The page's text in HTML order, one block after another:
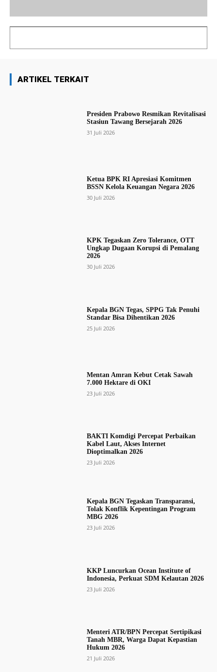
ARTIKEL TERKAIT
Presiden Prabowo Resmikan Revitalisasi
Stasiun Tawang Bersejarah 2026
31 Juli 2026
Ketua BPK RI Apresiasi Komitmen
BSSN Kelola Keuangan Negara 2026
30 Juli 2026
KPK Tegaskan Zero Tolerance, OTT
Ungkap Dugaan Korupsi di Pemalang
2026
30 Juli 2026
Kepala BGN Tegas, SPPG Tak Penuhi
Standar Bisa Dihentikan 2026
25 Juli 2026
Mentan Amran Kebut Cetak Sawah
7.000 Hektare di OKI
23 Juli 2026
BAKTI Komdigi Percepat Perbaikan
Kabel Laut, Akses Internet
Dioptimalkan 2026
23 Juli 2026
Kepala BGN Tegaskan Transparansi,
Tolak Konflik Kepentingan Program
MBG 2026
23 Juli 2026
KKP Luncurkan Ocean Institute of
Indonesia, Perkuat SDM Kelautan 2026
23 Juli 2026
Menteri ATR/BPN Percepat Sertipikasi
Tanah MBR, Warga Dapat Kepastian
Hukum 2026
21 Juli 2026